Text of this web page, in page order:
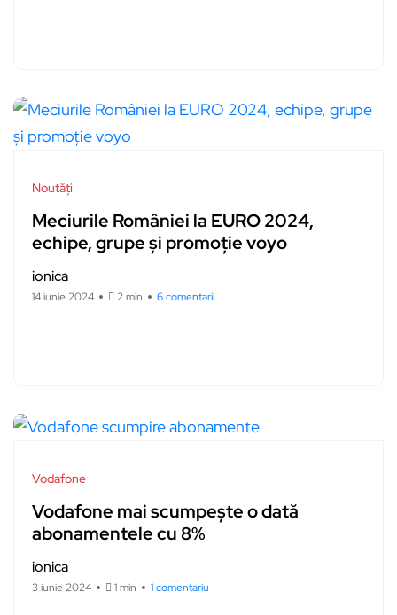
Noutăți
Meciurile României la EURO 2024,
echipe, grupe și promoție voyo
ionica
14 iunie 2024 2 min 6 comentarii
Vodafone
Vodafone mai scumpește o dată
abonamentele cu 8%
ionica
3 iunie 2024 1 min 1 comentariu